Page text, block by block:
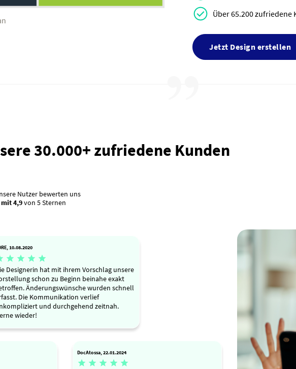
Über 65.200 zufriedene
Jetzt Design erstellen
30.000+ zufriedene Kunden
Nutzer bewerten uns
4,9von 5 Sternen
10.08.2020
   
Designerin hat mit ihrem Vorschlag unsere
schon zu Beginn beinahe exakt
Änderungswünsche wurden schnell
Die Kommunikation verlief
und durchgehend zeitnah.
wieder!
DocAtossa, 22.01.2024
    